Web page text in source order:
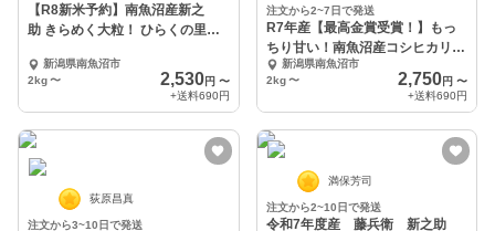
【R8新米予約】南魚沼産新之
助 きらめく大粒！ ひらくの里フ
新潟県南魚沼市
2kg〜 2,530円 〜
+送料690円
注文から2~7日で発送
R7年産【最高金賞受賞！】もっ
ちり甘い！南魚沼産コシヒカリ
ひらくの里ファーム
新潟県南魚沼市
2kg 〜 2,750円 〜
+送料690円
荻原昌真
注文から3~10日で発送
満保芳司
注文から2~10日で発送
令和7年度産 藤兵衛 新之助